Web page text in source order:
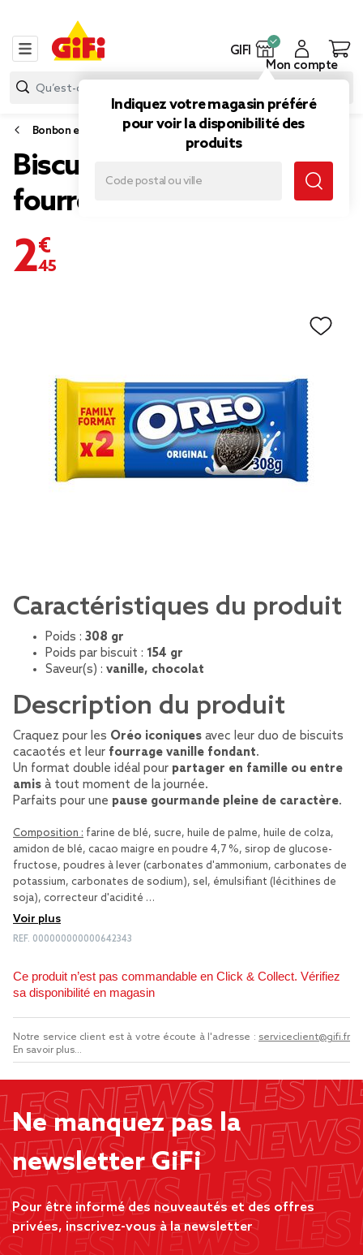
GIFI
Indiquez votre magasin préféré
pour voir la disponibilité des
produits
Mon compte
Bonbon et gourmandise
Biscuits Oréo Original
fourrés vanille 2x154gr
2,45 €
Caractéristiques du produit
Poids : 308 gr
Poids par biscuit : 154 gr
Saveur(s) : vanille, chocolat
Description du produit
Craquez pour les Oréo iconiques avec leur duo de biscuits
cacaotés et leur fourrage vanille fondant.
Un format double idéal pour partager en famille ou entre
amis à tout moment de la journée.
Parfaits pour une pause gourmande pleine de caractère.
Composition : farine de blé, sucre, huile de palme, huile de colza,
amidon de blé, cacao maigre en poudre 4,7 %, sirop de glucose-
fructose, poudres à lever (carbonates d'ammonium, carbonates de
potassium, carbonates de sodium), sel, émulsifiant (lécithines de
soja), correcteur d'acidité …
Voir plus
REF. 000000000000642343
Ce produit n’est pas commandable en Click & Collect. Vérifiez
sa disponibilité en magasin
Notre service client est à votre écoute à l'adresse : serviceclient@gifi.fr
En savoir plus...
Ne manquez pas la
newsletter GiFi
Pour être informé des nouveautés et des offres
privées, inscrivez-vous à la newsletter